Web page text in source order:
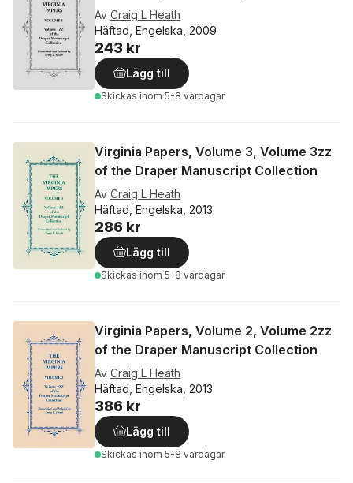
Av Craig L Heath
Häftad, Engelska, 2009
243 kr
Lägg till
Skickas inom 5-8 vardagar
Virginia Papers, Volume 3, Volume 3zz
of the Draper Manuscript Collection
Av Craig L Heath
Häftad, Engelska, 2013
286 kr
Lägg till
Skickas inom 5-8 vardagar
Virginia Papers, Volume 2, Volume 2zz
of the Draper Manuscript Collection
Av Craig L Heath
Häftad, Engelska, 2013
386 kr
Lägg till
Skickas inom 5-8 vardagar